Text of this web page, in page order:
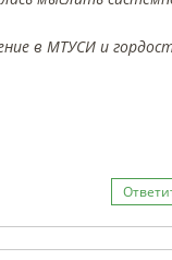
в МТУСИ и